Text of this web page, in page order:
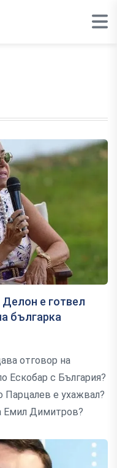
е готвел
българка
отговор на
Ескобар с България?
Парцалев е ухажвал?
Емил Димитров?